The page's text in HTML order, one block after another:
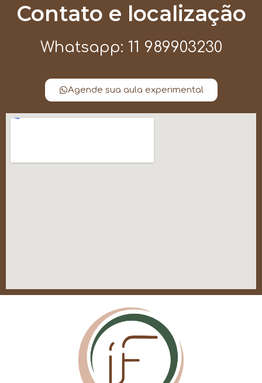
Contato e localização
Whatsapp: 11 989903230
Agende sua aula experimental